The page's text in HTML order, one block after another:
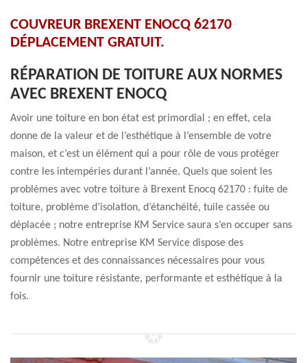
COUVREUR BREXENT ENOCQ 62170
DÉPLACEMENT GRATUIT.
RÉPARATION DE TOITURE AUX NORMES
AVEC BREXENT ENOCQ
Avoir une toiture en bon état est primordial ; en effet, cela
donne de la valeur et de l’esthétique à l’ensemble de votre
maison, et c’est un élément qui a pour rôle de vous protéger
contre les intempéries durant l’année. Quels que soient les
problèmes avec votre toiture à Brexent Enocq 62170 : fuite de
toiture, problème d’isolation, d’étanchéité, tuile cassée ou
déplacée ; notre entreprise KM Service saura s’en occuper sans
problèmes. Notre entreprise KM Service dispose des
compétences et des connaissances nécessaires pour vous
fournir une toiture résistante, performante et esthétique à la
fois.